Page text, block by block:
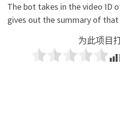
The bot takes in the video ID
gives out the summary of
为此项目